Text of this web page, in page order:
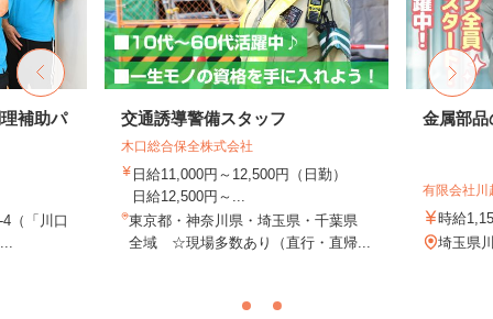
補助パ
（「川口
交通誘導警備スタッフ
木口総合保全株式会社
日給11,000円～12,500円（日勤）
日給12,500円～...
東京都・神奈川県・埼玉県・千葉県
全域 ☆現場多数あり（直行・直帰...
金属部品
有限会社川
時給
埼玉県